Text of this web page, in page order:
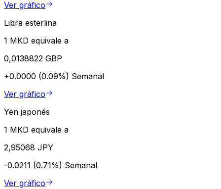
Ver gráfico
Libra esterlina
1 MKD equivale a
0,0138822 GBP
+0.0000 (0.09%) Semanal
Ver gráfico
Yen japonés
1 MKD equivale a
2,95068 JPY
-0.0211 (0.71%) Semanal
Ver gráfico